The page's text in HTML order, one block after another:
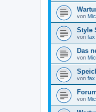
von
Style
von fax
Das
von
von fax
von